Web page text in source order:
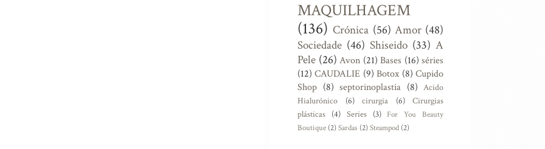
MAQUILHAGEM
(136) Crónica (56) Amor (48)
Sociedade (46) Shiseido (33) A
Pele (26) Avon (21) Bases (16) séries
(12) CAUDALIE (9) Botox (8) Cupido
Shop (8) septorinoplastia (8) Acido
Hialurónico
(6) cirurgia (6)
Cirurgias
plásticas (4) Series (3)
For You Beauty
Boutique (2)Sardas (2)Steampod (2)